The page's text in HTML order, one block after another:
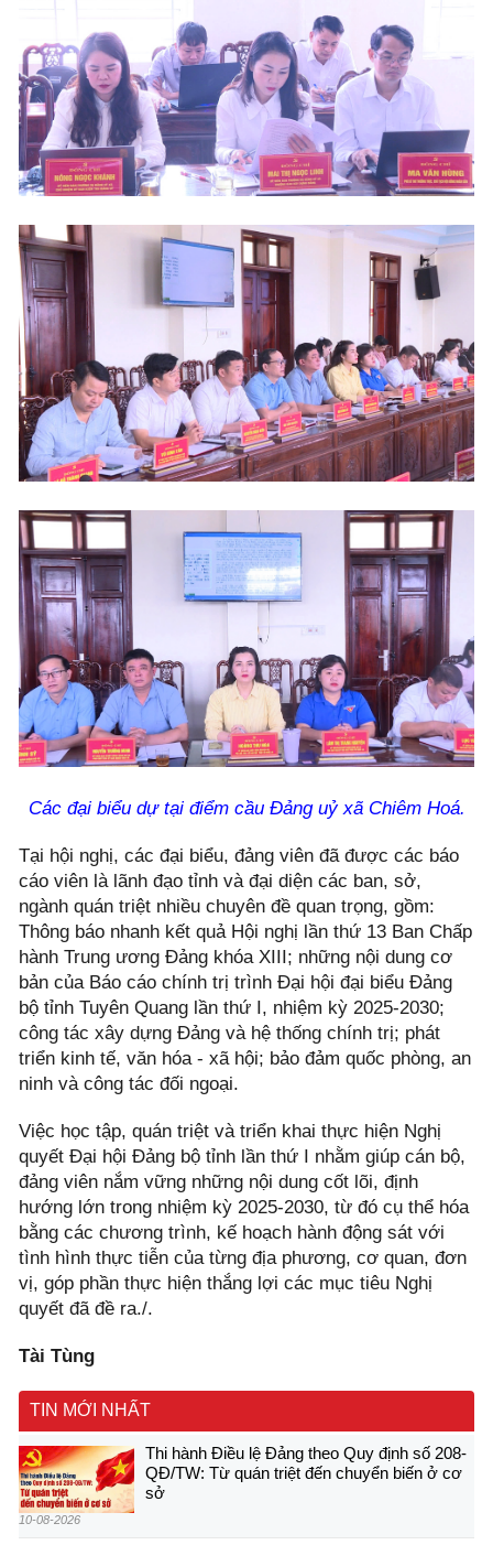
Các đại biểu dự tại điểm cầu Đảng uỷ xã Chiêm Hoá.
Tại hội nghị, các đại biểu, đảng viên đã được các báo
cáo viên là lãnh đạo tỉnh và đại diện các ban, sở,
ngành quán triệt nhiều chuyên đề quan trọng, gồm:
Thông báo nhanh kết quả Hội nghị lần thứ 13 Ban Chấp
hành Trung ương Đảng khóa XIII; những nội dung cơ
bản của Báo cáo chính trị trình Đại hội đại biểu Đảng
bộ tỉnh Tuyên Quang lần thứ I, nhiệm kỳ 2025-2030;
công tác xây dựng Đảng và hệ thống chính trị; phát
triển kinh tế, văn hóa - xã hội; bảo đảm quốc phòng, an
ninh và công tác đối ngoại.
Việc học tập, quán triệt và triển khai thực hiện Nghị
quyết Đại hội Đảng bộ tỉnh lần thứ I nhằm giúp cán bộ,
đảng viên nắm vững những nội dung cốt lõi, định
hướng lớn trong nhiệm kỳ 2025-2030, từ đó cụ thể hóa
bằng các chương trình, kế hoạch hành động sát với
tình hình thực tiễn của từng địa phương, cơ quan, đơn
vị, góp phần thực hiện thắng lợi các mục tiêu Nghị
quyết đã đề ra./.
Tài Tùng
TIN MỚI NHẤT
Thi hành Điều lệ Đảng theo Quy định số 208-
QĐ/TW: Từ quán triệt đến chuyển biến ở cơ
sở
10-08-2026